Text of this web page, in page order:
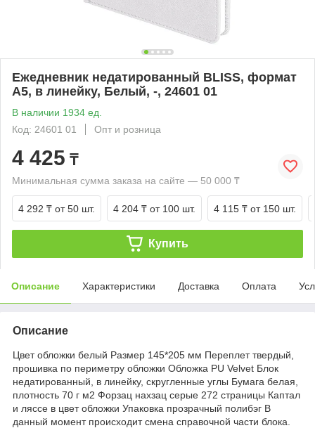
Ежедневник недатированный BLISS, формат
А5, в линейку, Белый, -, 24601 01
В наличии 1934 ед.
Код: 24601 01
Опт и розница
4 425 ₸
Минимальная сумма заказа на сайте — 50 000 ₸
4 292 ₸ от 50 шт. 4 204 ₸ от 100 шт. 4 115 ₸ от 150 шт.
Купить
Описание Характеристики Доставка Оплата
Описание
Цвет обложки белый Размер 145*205 мм Переплет твердый,
прошивка по периметру обложки Обложка PU Velvet Блок
недатированный, в линейку, скругленные углы Бумага белая,
плотность 70 г м2 Форзац нахзац серые 272 страницы Каптал
и ляссе в цвет обложки Упаковка прозрачный полибэг В
данный момент происходит смена справочной части блока.